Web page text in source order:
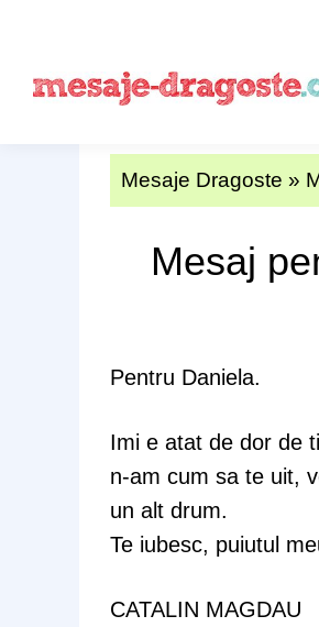
Mesaje Dragoste »
Mesaj
Pentru Daniela.
Imi e atat de dor de
n-am cum sa te uit,
un alt drum.
Te iubesc, puiutul
CATALIN MAGDAU